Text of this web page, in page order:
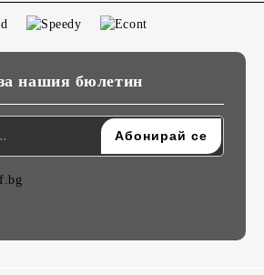
нашия бюлетин